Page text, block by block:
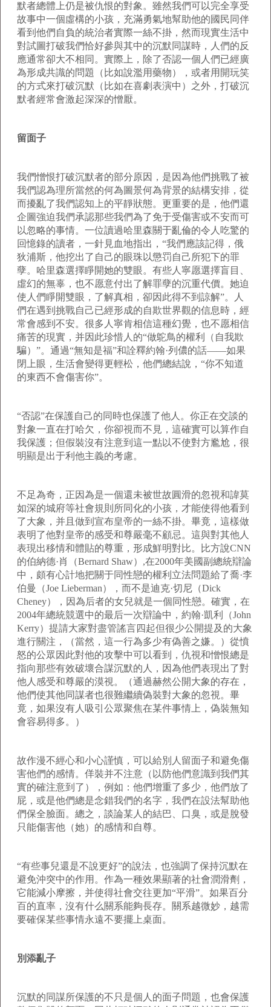
默者總體上仍是被仇恨的對象。雖然我們可以完全享受
故事中一個虛構的小孩，充滿勇氣地幫助他的國民同伴
看到他們自負的統治者實際一絲不掛，然而現實生活中
對試圖打破我們恰好參與其中的沉默同謀時，人們的反
應通常卻大不相同。實際上，除了否認一個人們已經廣
為形成共識的問題（比如說濫用藥物），或者用開玩笑
的方式來打破沉默（比如在喜劇表演中）之外，打破沉
默者經常會激起深深的憎厭。
留面子
我們憎恨打破沉默者的部分原因，是因為他們挑戰了被
我們認為理所當然的何為圖景何為背景的結構安排，從
而擾亂了我們認知上的平靜狀態。更重要的是，他們還
企圖強迫我們承認那些我們為了免于受傷害或不安而可
以忽略的事情。一位讀過哈里森關于亂倫的令人吃驚的
回憶錄的讀者，一針見血地指出，“我們應該記得，俄
狄浦斯，他挖出了自己的眼珠以懲罚自己所犯下的罪
孽。哈里森選擇睜開她的雙眼。有些人寧愿選擇盲目、
虛幻的無辜，也不愿意付出了解罪孽的沉重代價。她迫
使人們睜開雙眼，了解真相，卻因此得不到諒解”。人
們在遇到挑戰自己已經形成的自欺世界觀的信息時，經
常會感到不安。很多人寧肯相信這種幻覺，也不愿相信
痛苦的現實，并因此珍惜人的“做鴕鳥的權利（自我欺
騙）”。通過“無知是福”和詮釋約翰·列儂的話——如果
閉上眼，生活會變得更輕松，他們總結說，“你不知道
的東西不會傷害你”。
“否認”在保護自己的同時也保護了他人。你正在交談的
對象一直在打哈欠，你卻視而不見，這確實可以算作自
我保護；但假裝沒有注意到這一點以不使對方尷尬，很
明顯是出于利他主義的考慮。
不足為奇，正因為是一個還未被世故圓滑的忽視和諱莫
如深的城府等社會規則所同化的小孩，才能使得他看到
了大象，并且做到宣布皇帝的一絲不掛。畢竟，這樣做
表明了他對皇帝的感受和尊嚴毫不顧忌。這與對其他人
表現出移情和體貼的尊重，形成鮮明對比。比方說CNN
的伯納德·肖（Bernard Shaw）,在2000年美國副總統辯論
中，頗有心計地把關于同性戀的權利立法問題給了喬·李
伯曼（Joe Lieberman），而不是迪克·切尼（Dick
Cheney），因為后者的女兒就是一個同性戀。確實，在
2004年總統競選中的最后一次辯論中，約翰·凱利（John
Kerry）提請大家對盡管謠言四起但很少公開提及的大象
進行關注，（當然，這一行為多少有偽善之嫌。）從憤
怒的公眾因此對他的攻擊中可以看到，仇視和憎恨總是
指向那些有效破壞合謀沉默的人，因為他們表現出了對
他人感受和尊嚴的漠視。（通過赫然公開大象的存在，
他們使其他同謀者也很難繼續偽裝對大象的忽視。畢
竟，如果沒有人吸引公眾聚焦在某件事情上，偽裝無知
會容易得多。）
故作漫不經心和小心謹慎，可以給別人留面子和避免傷
害他們的感情。佯裝并不注意（以防他們意識到我們其
實的確注意到了），例如：他們增重了多少，他們放了
屁，或是他們總是念錯我們的名字，我們在設法幫助他
們保全臉面。總之，談論某人的結巴、口臭，或是脫發
只能傷害他（她）的感情和自尊。
“有些事兒還是不說更好”的說法，也強調了保持沉默在
避免沖突中的作用。作為一種效果顯著的社會潤滑劑，
它能減小摩擦，并使得社會交往更加“平滑”。如果百分
百的直率，沒有什么關系能夠長存。關系越微妙，越需
要確保某些事情永遠不要擺上桌面。
別添亂子
沉默的同謀所保護的不只是個人的面子問題，也會保護